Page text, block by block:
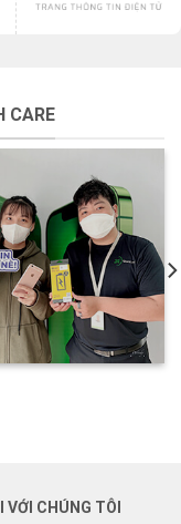
CARE
VỚI CHÚNG TÔI